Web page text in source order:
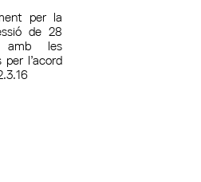
per la
de 28
amb les
l’acord